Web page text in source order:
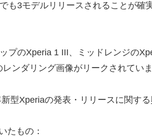
も3モデルリリースされることが確
プのXperia 1 III、ミッドレンジの
ンダリング画像がリークされていま
型Xperiaの発表・リリースに関す
たもの：